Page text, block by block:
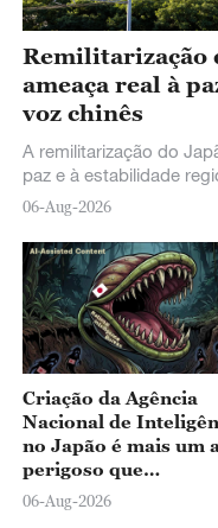
Remilitarização
ameaça real à
voz chinês
A remilitarização do
paz e à estabilidade
06-Aug-2026
Criação da Agência
Nacional de
no Japão é mais um
perigoso que
busca reavivar o
militarismo
06-Aug-2026